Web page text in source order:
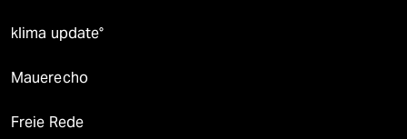
klima update°
Mauerecho
Freie Rede